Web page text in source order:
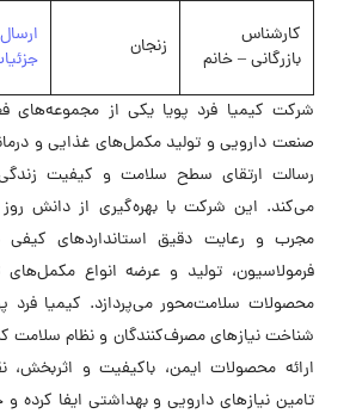
کارشناس
بازرگانی – خانم
زنجان
شرکت کیمیا فرد پویا یکی از مجموعه‌های
صنعت دارویی و تولید مکمل‌های غذایی و
رسالت ارتقای سطح سلامت و کیفیت زندگی
می‌کند. این شرکت با بهره‌گیری از دانش
مجرب و رعایت دقیق استانداردهای کیفی
فرمولاسیون، تولید و عرضه انواع مکمل‌های
محصولات سلامت‌محور می‌پردازد. کیمیا فرد
شناخت نیازهای مصرف‌کنندگان و نظام سلامت
ارائه محصولات ایمن، باکیفیت و اثربخش،
تامین نیازهای دارویی و بهداشتی ایفا کرده و